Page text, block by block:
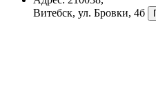
Витебск, ул. Бровки, 4б